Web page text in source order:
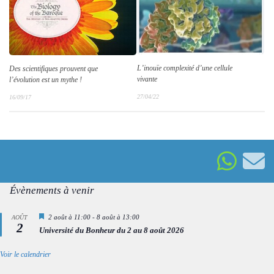
Des scientifiques prouvent que
l’évolution est un mythe !
16/09/17
L’inouïe complexité d’une cellule
vivante
27/04/22
Évènements à venir
AOÛT
2
Mis
avant
2 août à 11:00 - 8 août à 13:00
Université du Bonheur du 2 au 8 août 2026
Voir le calendrier